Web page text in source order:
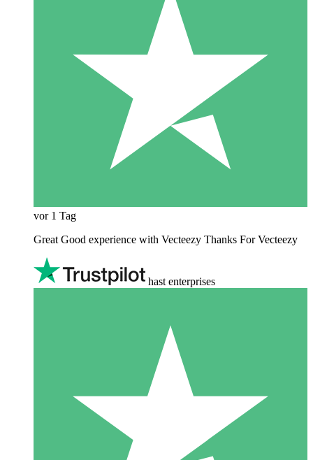
vor 1 Tag
Great Good experience with Vecteezy Thanks For Vecteezy
hast enterprises